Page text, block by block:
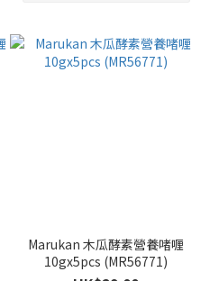
Marukan 木瓜酵素營養啫喱
10gx5pcs (MR56771)